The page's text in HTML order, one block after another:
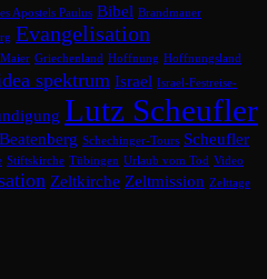
Apostels Paulus Bibel Brandmauer
Evangelisation
Griechenland Hoffnung Hoffnungsland
spektrum Israel Israel-Festreise-
Lutz Scheufler
Schechinger-Tours Scheufler
Stiftskirche Tübingen Urlaub vom Tod Video
Zeltkirche Zeltmission Zelttage